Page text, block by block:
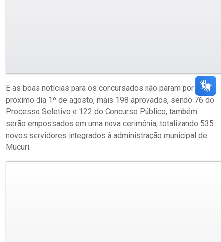
E as boas notícias para os concursados não param por aí. No
próximo dia 1º de agosto, mais 198 aprovados, sendo 76 do
Processo Seletivo e 122 do Concurso Público, também
serão empossados em uma nova cerimônia, totalizando 535
novos servidores integrados à administração municipal de
Mucuri.